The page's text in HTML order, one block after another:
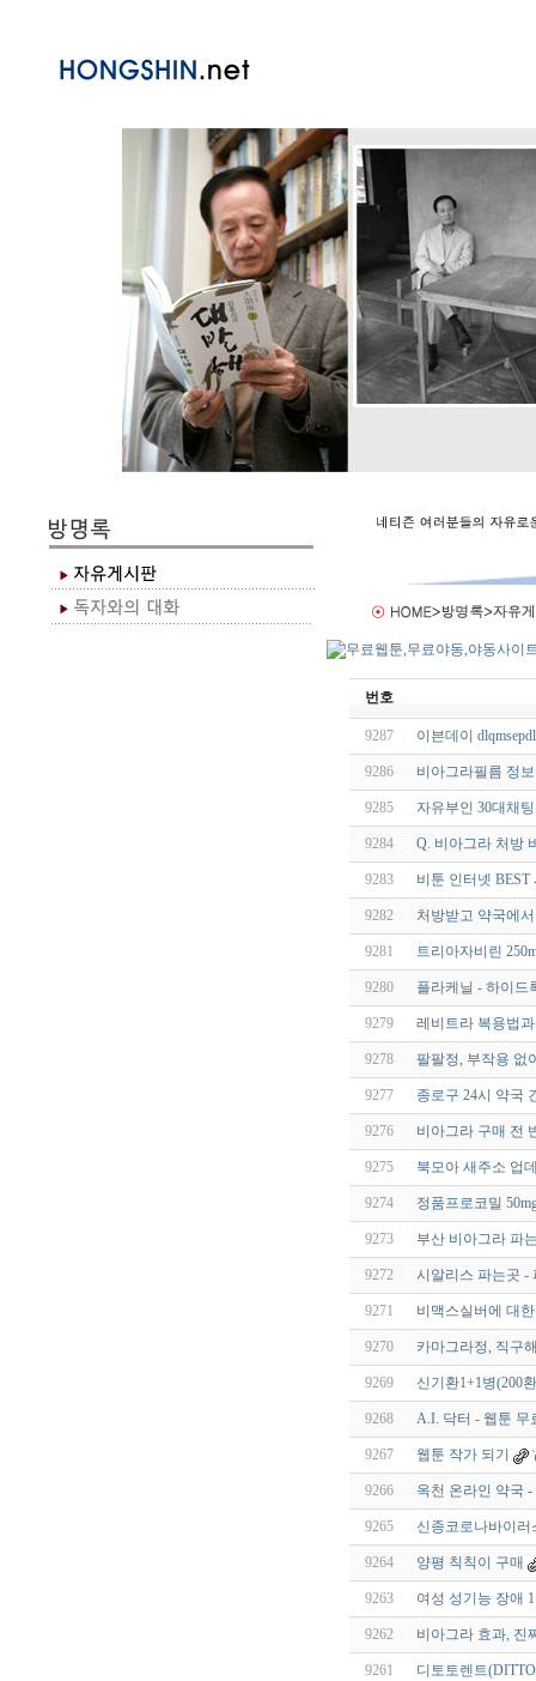
번호
9287 이븐데이 dlqmsepdl
9286 비아그라필름 정
9285 자유부인 30대채
9284 Q. 비아그라 처방
9283 비툰 인터넷 BEST
9282 처방받고 약국에
9281 트리아자비린
9280 플라케닐 - 하이드
9279 레비트라 복용법
9278 팔팔정, 부작용 없
9277 종로구 24시 약국
9276 비아그라 구매 전
9275 북모아 새주소 업
9274 정품프로코밀
9273 부산 비아그라 파
9272 시알리스 파는곳 -
9271 비맥스실버에 대
9270 카마그라정, 직구
9269 신기환1+1병(200
9268 A.I. 닥터 - 웹툰 무
9267 웹툰 작가 되기
9266 옥천 온라인 약국
9265 신종코로나바이
9264 양평 칙칙이 구매
9263 여성 성기능 장애
9262 비아그라 효과, 진
9261 디토토렌트